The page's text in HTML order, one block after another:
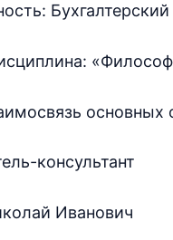
Бухгалтерский
консультант
Иванович